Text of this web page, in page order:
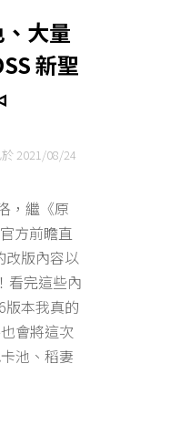
大量
新聖
2021/08/24
，繼《原
方前瞻直
改版內容以
看完這些內
版本我真的
會將這次
池、稻妻